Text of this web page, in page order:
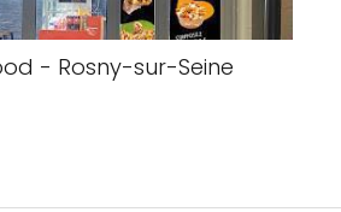
- Rosny-sur-Seine